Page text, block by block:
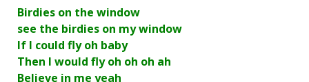
Birdies on the window
see the birdies on my window
If I could fly oh baby
Then I would fly oh oh oh ah
Believe in me yeah